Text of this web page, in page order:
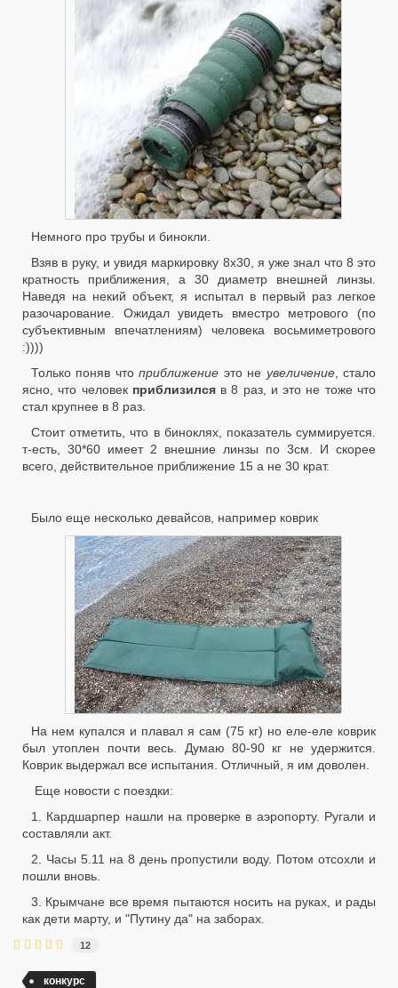
Немного про трубы и бинокли.
Взяв в руку, и увидя маркировку 8х30, я уже знал что 8 это
кратность приближения, а 30 диаметр внешней линзы.
Наведя на некий объект, я испытал в первый раз легкое
разочарование. Ожидал увидеть вместро метрового (по
субъективным впечатлениям) человека восьмиметрового
:))))
Только поняв чтоприближение это не увеличение, стало
ясно, что человек приблизилсяв 8 раз, и это не тоже что
стал крупнее в 8 раз.
Стоит отметить, что в биноклях, показатель суммируется.
т-есть, 30*60 имеет 2 внешние линзы по 3см. И скорее
всего, действительное приближение 15 а не 30 крат.
Было еще несколько девайсов, например коврик
На нем купался и плавал я сам (75 кг) но еле-еле коврик
был утоплен почти весь. Думаю 80-90 кг не удержится.
Коврик выдержал все испытания. Отличный, я им доволен.
Еще новости с поездки:
1. Кардшарпер нашли на проверке в аэропорту. Ругали и
составляли акт.
2. Часы 5.11 на 8 день пропустили воду. Потом отсохли и
пошли вновь.
3. Крымчане все время пытаются носить на руках, и рады
как дети марту, и "Путину да" на заборах.
12
конкурс